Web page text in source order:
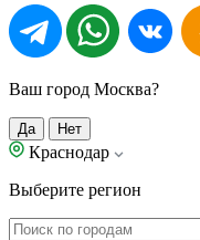
Ваш город Москва?
Да Нет
Краснодар
Выберите регион